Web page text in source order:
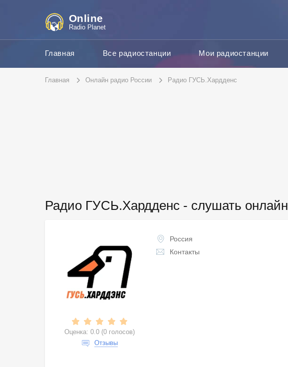
Online
Radio Planet
Главная Все радиостанции Мои радиостанции
Главная Онлайн радио России Радио ГУСЬ.Хардденс
Радио ГУСЬ.Хардденс - слушать онлайн
Оценка: 0.0 (0 голосов)
Отзывы
Россия
Контакты